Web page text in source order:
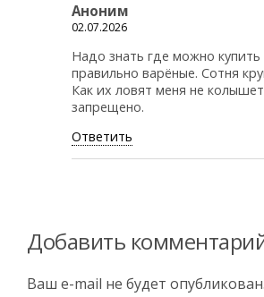
Аноним
02.07.2026
Надо знать где можно
правильно варёные. Сотня
Как их ловят меня не
запрещено.
Ответить
Добавить
Ваш e-mail не будет опубликован.